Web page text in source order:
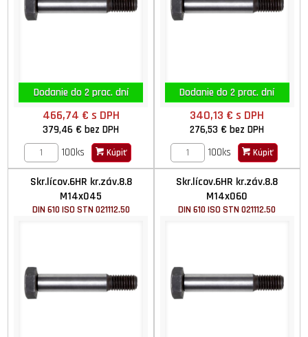
Dodanie do 2 prac. dní
466,74 € s DPH
379,46 €bez DPH
100ks
Kúpiť
Dodanie do 2 prac. dní
340,13 €s DPH
276,53 €bez DPH
100ks
Kúpiť
Skr.lícov.6HR kr.záv.8.8
M14x045
DIN 610 ISO STN 021112.50
Skr.lícov.6HR kr.záv.8.8
M14x060
DIN 610 ISO STN 021112.50